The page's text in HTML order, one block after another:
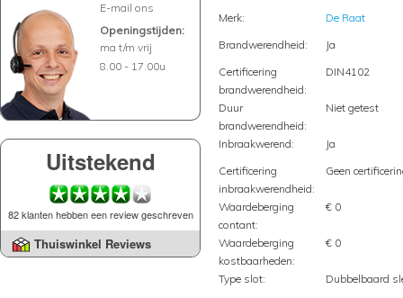
E-mail ons
Openingstijden:
ma t/m vrij
8.00 - 17.00u
Uitstekend
82 klanten hebben een review geschreven
Thuiswinkel Reviews
Merk:
De Raat
Brandwerendheid:
Ja
Certificering
brandwerendheid:
DIN4102
Duur
brandwerendheid:
Niet getest
Inbraakwerend:
Ja
Certificering
inbraakwerendheid:
Geen
Waardeberging
contant:
€ 0
Waardeberging
kostbaarheden:
€ 0
Type slot:
Dubbelbaard